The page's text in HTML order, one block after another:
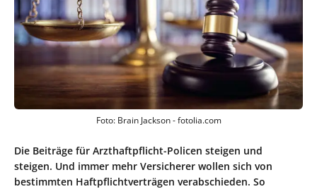
Foto: Brain Jackson - fotolia.com
Die Beiträge für Arzthaftpflicht-Policen steigen und
steigen. Und immer mehr Versicherer wollen sich von
bestimmten Haftpflichtverträgen verabschieden. So